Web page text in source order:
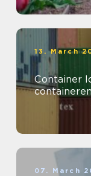
13. March
Container
07. March